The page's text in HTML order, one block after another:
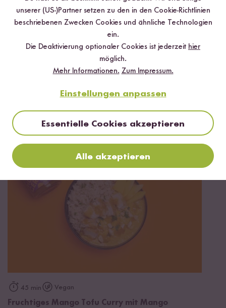
✔️ Inklusive Tipps & Tricks für die Zubereitung
Jetzt sichern
*Das Digitale Rezeptbuch wird dir nach vollständiger Anmeldung zum Newsletter
per E-Mail zugeschickt.
Mehr Rezepte mit Mango Chutney
45 min Vegan
Fruchtiges Mango Tofu Curry mit Mango
unserer (US-)Partner setzen zu den in den Cookie-Richtlinien
beschriebenen Zwecken Cookies und ähnliche Technologien
ein.
Die Deaktivierung optionaler Cookies ist jederzeit hier
möglich.
Mehr Informationen. Zum Impressum.
Einstellungen anpassen
Essentielle Cookies akzeptieren
Alle akzeptieren